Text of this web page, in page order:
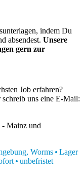
indem Du
absendest. Unsere
gern zur
Job erfahren?
uns eine E-Mail:
Mainz und
Worms Lager
unbefristet